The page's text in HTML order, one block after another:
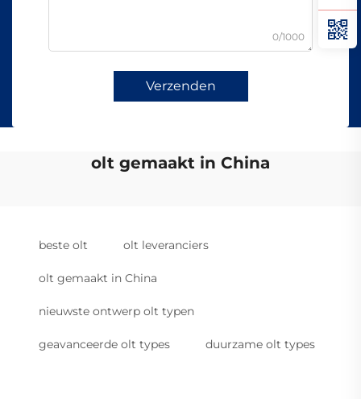
0/1000
Verzenden
olt gemaakt in China
beste olt olt leveranciers
olt gemaakt in China
nieuwste ontwerp olt typen
geavanceerde olt types duurzame olt types